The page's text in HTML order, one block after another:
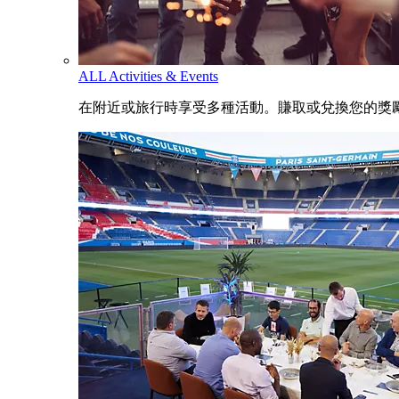
ALL Activities & Events
在附近或旅行時享受多種活動。賺取或兌換您的獎